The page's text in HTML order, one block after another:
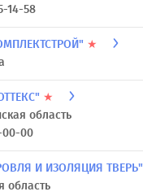
14-58
★
★
область
00-00
И ИЗОЛЯЦИЯ ТВЕРЬ"
область